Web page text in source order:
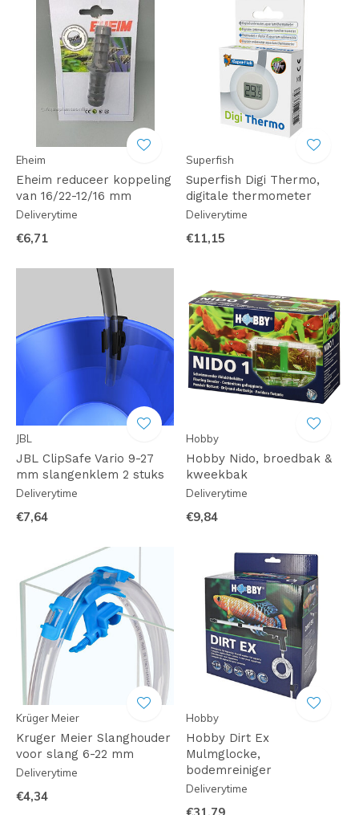
Eheim
Eheim reduceer koppeling
van 16/22-12/16 mm
Deliverytime
€6,71
Superfish
Superfish Digi Thermo,
digitale thermometer
Deliverytime
€11,15
JBL
JBL ClipSafe Vario 9-27
mm slangenklem 2 stuks
Deliverytime
€7,64
Hobby
Hobby Nido, broedbak &
kweekbak
Deliverytime
€9,84
Krüger Meier
Kruger Meier Slanghouder
voor slang 6-22 mm
Deliverytime
€4,34
Hobby
Hobby Dirt Ex
Mulmglocke,
bodemreiniger
Deliverytime
€31,79